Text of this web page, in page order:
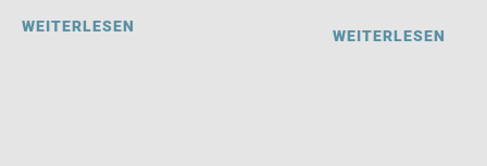
WEITERLESEN
WEITERLESEN